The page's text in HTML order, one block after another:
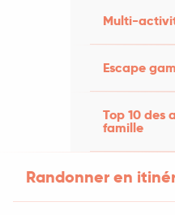
Multi-
Escape
Top 10 des
famille
Randonner en
un aspect
en lauzes de
étages...